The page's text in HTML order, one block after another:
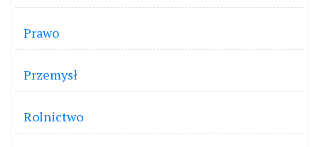
Prawo
Przemysł
Rolnictwo